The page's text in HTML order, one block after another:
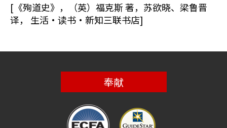
[《殉道史》，（英）福克斯 著，苏欲晓、梁鲁晋
译， 生活·读书·新知三联书店]
奉献